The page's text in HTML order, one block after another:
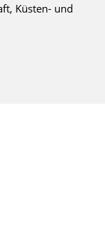
Küsten- und